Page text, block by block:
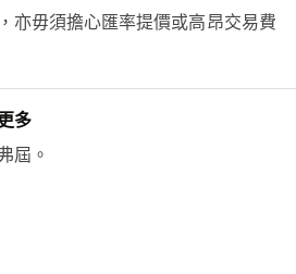
亦毋須擔心匯率提價或高昂交易費
多
屆。